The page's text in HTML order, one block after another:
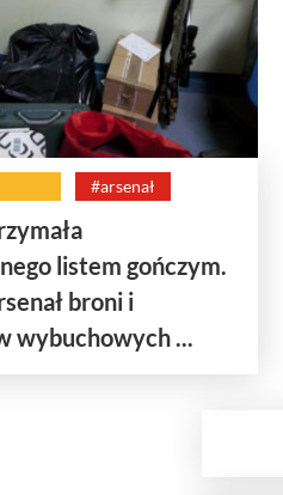
#arsenał
listem gończym.
broni i
wybuchowych ...